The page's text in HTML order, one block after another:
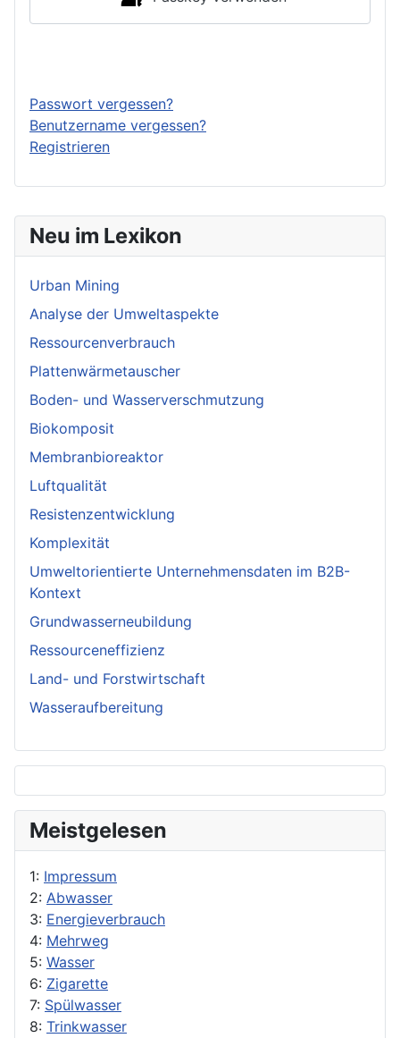
Neu im Lexikon
Urban Mining
Analyse der Umweltaspekte
Ressourcenverbrauch
Plattenwärmetauscher
Boden- und Wasserverschmutzung
Biokomposit
Membranbioreaktor
Luftqualität
Resistenzentwicklung
Komplexität
Umweltorientierte Unternehmensdaten im B2B-
Kontext
Grundwasserneubildung
Ressourceneffizienz
Land- und Forstwirtschaft
Wasseraufbereitung
Meistgelesen
1: Impressum
2: Abwasser
3: Energieverbrauch
4: Mehrweg
5: Wasser
6: Zigarette
7: Spülwasser
8: Trinkwasser
Passwort vergessen?
Benutzername vergessen?
Registrieren